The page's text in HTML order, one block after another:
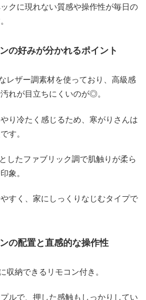
クに現れない質感や操作性が毎日の
の好みが分かれるポイント
レザー調素材を使っており、高級感
れが目立ちにくいのが◎。
り冷たく感じるため、寒がりさんは
す。
したファブリック調で肌触りが柔ら
象。
すく、家にしっくりなじむタイプで
の配置と直感的な操作性
収納できるリモコン付き。
ルで、押した感触もしっかりしてい